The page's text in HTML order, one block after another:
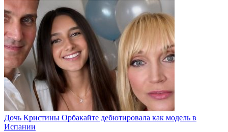
Дочь Кристины Орбакайте дебютировала как модель в
Испании